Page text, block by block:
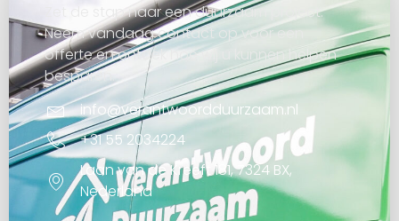
Zet de stap naar een duurzaam project.
Neem vandaag contact op voor een
offerte en ontdek hoe wij u kunnen helpen
besparen.
info@verantwoordduurzaam.nl
+31 55 2034224
Laan van de Kreeft 181, 7324 BX,
Nederland